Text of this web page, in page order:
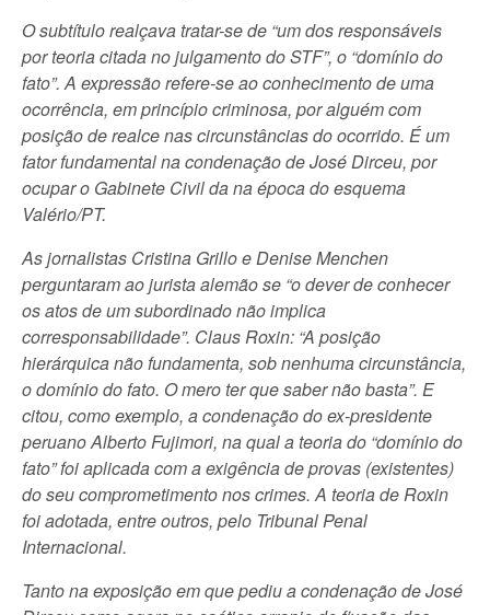
O subtítulo realçava tratar-se de “um dos responsáveis
por teoria citada no julgamento do STF”, o “domínio do
fato”. A expressão refere-se ao conhecimento de uma
ocorrência, em princípio criminosa, por alguém com
posição de realce nas circunstâncias do ocorrido. É um
fator fundamental na condenação de José Dirceu, por
ocupar o Gabinete Civil da na época do esquema
Valério/PT.
As jornalistas Cristina Grillo e Denise Menchen
perguntaram ao jurista alemão se “o dever de conhecer
os atos de um subordinado não implica
corresponsabilidade”. Claus Roxin: “A posição
hierárquica não fundamenta, sob nenhuma circunstância,
o domínio do fato. O mero ter que saber não basta”. E
citou, como exemplo, a condenação do ex-presidente
peruano Alberto Fujimori, na qual a teoria do “domínio do
fato” foi aplicada com a exigência de provas (existentes)
do seu comprometimento nos crimes. A teoria de Roxin
foi adotada, entre outros, pelo Tribunal Penal
Internacional.
Tanto na exposição em que pediu a condenação de José